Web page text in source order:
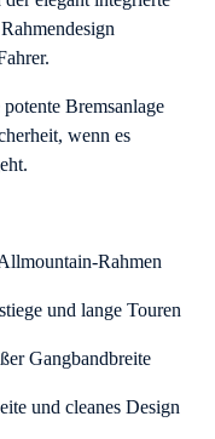
Bremsanlage
wenn es
Rahmen
und lange Touren
Gangbandbreite
und cleanes Design